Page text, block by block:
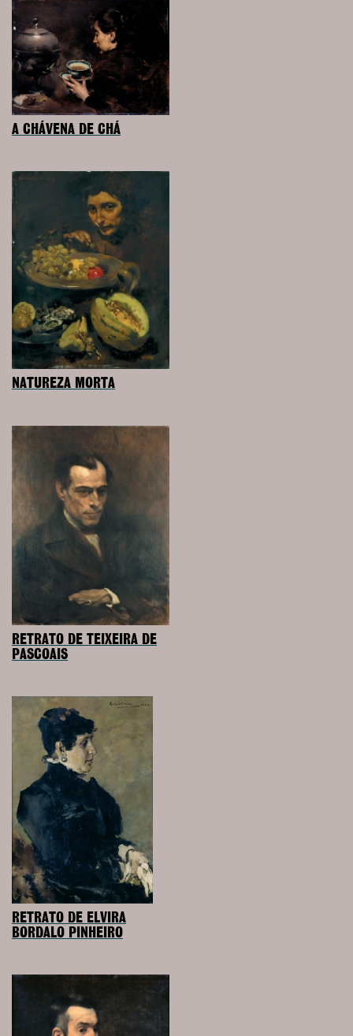
A CHÁVENA DE CHÁ
NATUREZA MORTA
RETRATO DE TEIXEIRA DE
PASCOAIS
RETRATO DE ELVIRA
BORDALO PINHEIRO